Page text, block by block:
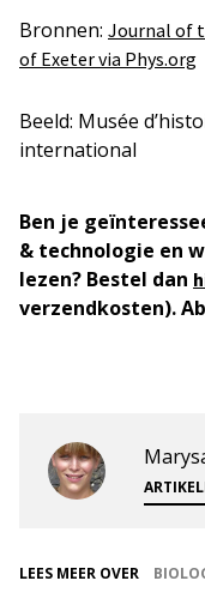
Bronnen: Journal of
of Exeter via Phys.org
Beeld: Musée
international
Ben je
& technologie en
lezen? Bestel dan
verzendkosten).
LEES MEER OVER